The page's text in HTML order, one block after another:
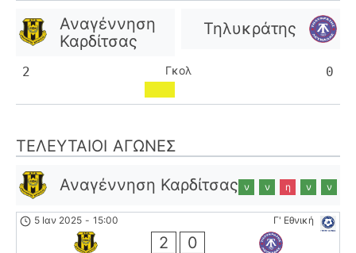
Αναγέννηση
Καρδίτσας
Τηλυκράτης
2 Γκολ 0
ΤΕΛΕΥΤΑΊΟΙ ΑΓΏΝΕΣ
Αναγέννηση Καρδίτσας ν ν η ν ν
Γ' Εθνική
5 Ιαν 2025 - 15:00
2 0